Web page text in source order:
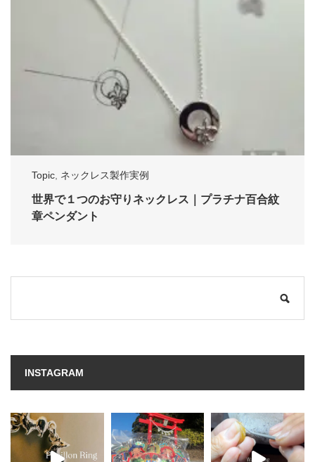
Topic ネックレス製作実例
世界で１つのお守りネックレス｜プラチナ百合紋
章ペンダント
INSTAGRAM